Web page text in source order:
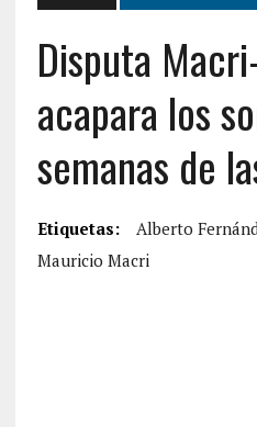
Disputa
acapara los
semanas de
Etiquetas: Alberto
Mauricio Macri